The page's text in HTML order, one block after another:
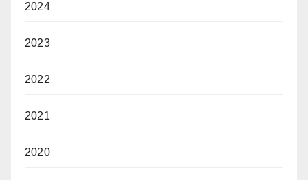
2024
2023
2022
2021
2020